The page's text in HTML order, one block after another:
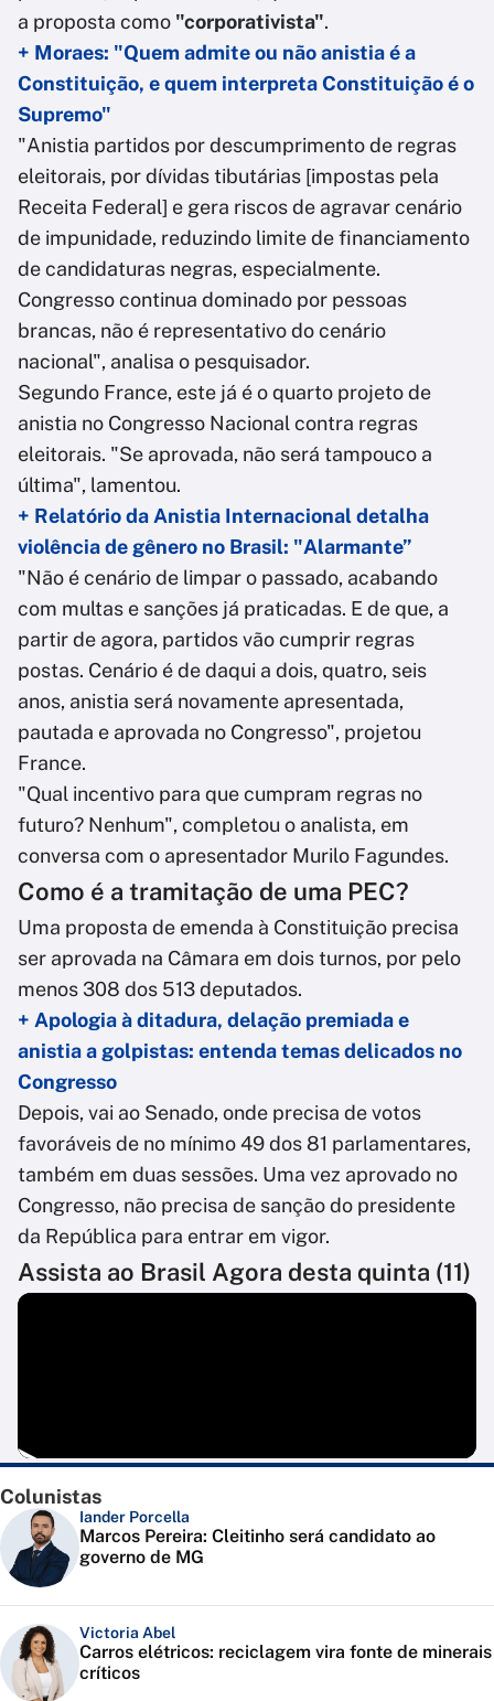
a proposta como "corporativista".
+ Moraes: "Quem admite ou não anistia é a
Constituição, e quem interpreta Constituição é o
Supremo"
"Anistia partidos por descumprimento de regras
eleitorais, por dívidas tibutárias [impostas pela
Receita Federal] e gera riscos de agravar cenário
de impunidade, reduzindo limite de financiamento
de candidaturas negras, especialmente.
Congresso continua dominado por pessoas
brancas, não é representativo do cenário
nacional", analisa o pesquisador.
Segundo France, este já é o quarto projeto de
anistia no Congresso Nacional contra regras
eleitorais. "Se aprovada, não será tampouco a
última", lamentou.
+ Relatório da Anistia Internacional detalha
violência de gênero no Brasil: "Alarmante”
"Não é cenário de limpar o passado, acabando
com multas e sanções já praticadas. E de que, a
partir de agora, partidos vão cumprir regras
postas. Cenário é de daqui a dois, quatro, seis
anos, anistia será novamente apresentada,
pautada e aprovada no Congresso", projetou
France.
"Qual incentivo para que cumpram regras no
futuro? Nenhum", completou o analista, em
conversa com o apresentador Murilo Fagundes.
Como é a tramitação de uma PEC?
Uma proposta de emenda à Constituição precisa
ser aprovada na Câmara em dois turnos, por pelo
menos 308 dos 513 deputados.
+ Apologia à ditadura, delação premiada e
anistia a golpistas: entenda temas delicados no
Congresso
Depois, vai ao Senado, onde precisa de votos
favoráveis de no mínimo 49 dos 81 parlamentares,
também em duas sessões. Uma vez aprovado no
Congresso, não precisa de sanção do presidente
da República para entrar em vigor.
Assista ao Brasil Agora desta quinta (11)
Colunistas
Iander Porcella
Marcos Pereira: Cleitinho será candidato ao
governo de MG
Victoria Abel
Carros elétricos: reciclagem vira fonte de minerais
críticos